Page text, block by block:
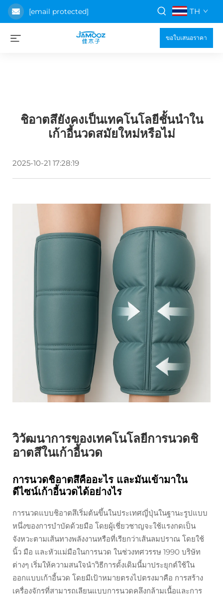
[email protected] TH
ขอใบเสนอราคา
ชิอาตสึยังคงเป็นเทคโนโลยีชั้นนำใน
เก้าอี้นวดสมัยใหม่หรือไม่
2025-10-21 17:28:19
วิวัฒนาการของเทคโนโลยีการนวดชิ
อาตสึในเก้าอี้นวด
การนวดชิอาตสึคืออะไร และมันเข้ามาใน
ดีไซน์เก้าอี้นวดได้อย่างไร
การนวดแบบชิอาตสึเริ่มต้นขึ้นในประเทศญี่ปุ่นในฐานะรูปแบบ
หนึ่งของการบำบัดด้วยมือ โดยผู้เชี่ยวชาญจะใช้แรงกดเป็น
จังหวะตามเส้นทางพลังงานหรือที่เรียกว่าเส้นลมปราณ โดยใช้
นิ้ว มือ และหัวแม่มือในการนวด ในช่วงทศวรรษ 1990 บริษัท
ต่างๆ เริ่มให้ความสนใจนำวิธีการดั้งเดิมนี้มาประยุกต์ใช้ใน
ออกแบบเก้าอี้นวด โดยมีเป้าหมายตรงไปตรงมาคือ การสร้าง
เครื่องจักรที่สามารถเลียนแบบการนวดคลึงกล้ามเนื้อและการ